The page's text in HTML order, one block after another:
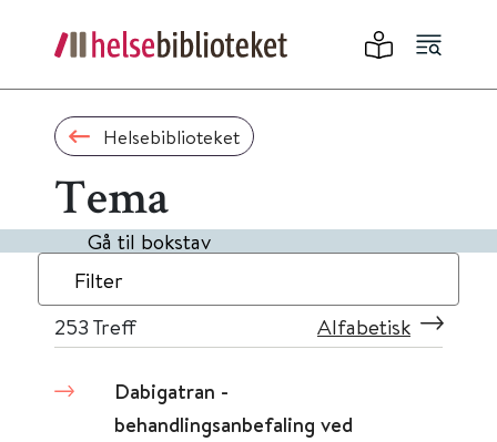
Helsebiblioteket
Tema
Gå til bokstav
Filter
253 Treff Alfabetisk
Dabigatran -
behandlingsanbefaling ved